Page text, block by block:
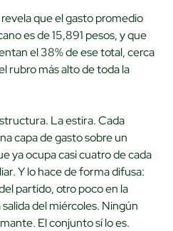
que el gasto promedio
es de 15,891 pesos, y que
el 38% de ese total, cerca
rubro más alto de toda la
La estira. Cada
capa de gasto sobre un
ya ocupa casi cuatro de cada
Y lo hace de forma difusa:
partido, otro poco en la
del miércoles. Ningún
El conjunto sí lo es.